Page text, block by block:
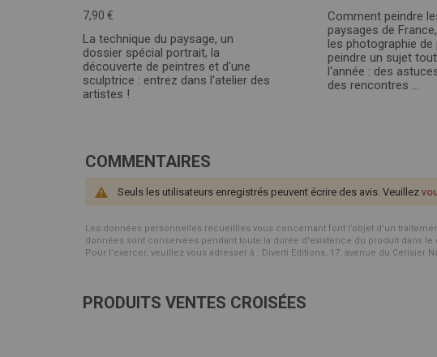
7,90 €
La technique du paysage, un
dossier spécial portrait, la
découverte de peintres et d'une
sculptrice : entrez dans l'atelier des
artistes !
Comment peindre
paysages de
les photographie de
peindre un sujet
l'année : des
des rencontres ...
COMMENTAIRES
Seuls les utilisateurs enregistrés peuvent écrire des avis. Veuillez
Les données personnelles recueillies vous concernant font l’objet d’un
données sont conservées pendant toute la durée d'existence du produit dans
Pour l’exercer, veuillez vous adresser à : Diverti Editions, 17, avenue du Cerisier
PRODUITS VENTES CROISÉES